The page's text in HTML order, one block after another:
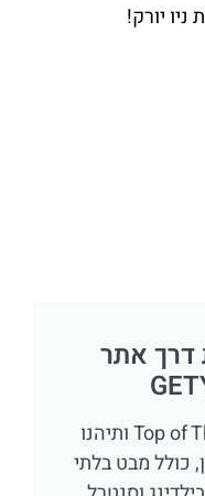
יורק!
דרך אתר
הזמינו כרטיסים ל-Top of The Rock ותיהנו
כולל מבט בלתי